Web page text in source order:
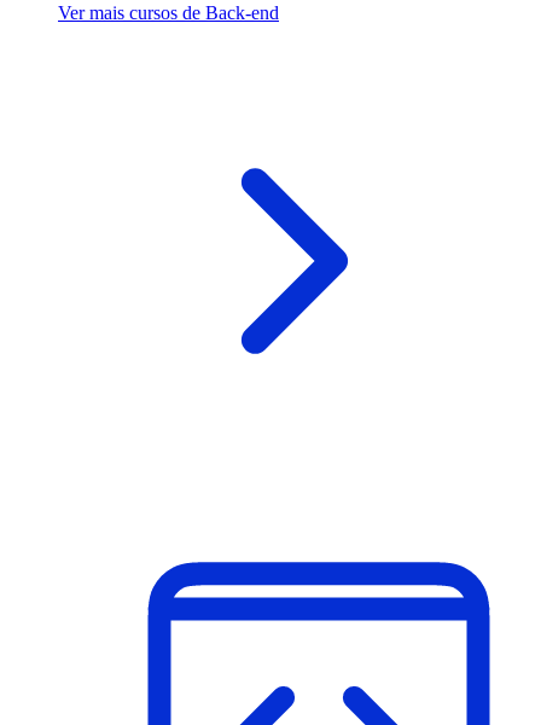
Ver mais cursos de Back-end